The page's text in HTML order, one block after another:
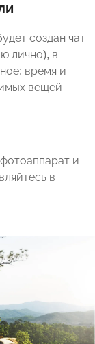
создан чат
лично), в
время и
вещей
и
в